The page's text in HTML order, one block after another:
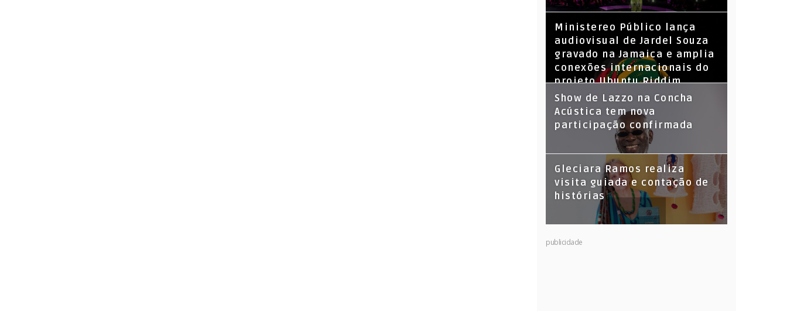
​Ministereo Público lança
audiovisual de Jardel Souza
gravado na Jamaica e amplia
conexões internacionais do
projeto Ubuntu Riddim
Show de Lazzo na Concha
Acústica tem nova
participação confirmada
Gleciara Ramos realiza
visita guiada e contação de
histórias
publicidade